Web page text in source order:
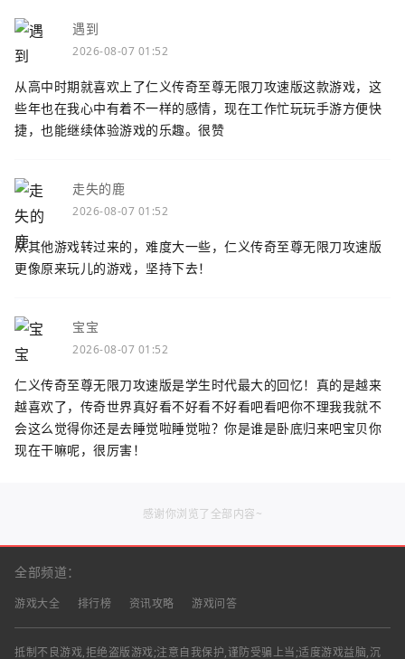
遇到
2026-08-07 01:52
从高中时期就喜欢上了仁义传奇至尊无限刀攻速版这款游戏，这
些年也在我心中有着不一样的感情，现在工作忙玩玩手游方便快
捷，也能继续体验游戏的乐趣。很赞
走失的鹿
2026-08-07 01:52
从其他游戏转过来的，难度大一些，仁义传奇至尊无限刀攻速版
更像原来玩儿的游戏，坚持下去！
宝宝
2026-08-07 01:52
仁义传奇至尊无限刀攻速版是学生时代最大的回忆！真的是越来
越喜欢了，传奇世界真好看不好看不好看吧看吧你不理我我就不
会这么觉得你还是去睡觉啦睡觉啦？你是谁是卧底归来吧宝贝你
现在干嘛呢，很厉害！
感谢你浏览了全部内容~
全部频道：
游戏大全 排行榜 资讯攻略 游戏问答
抵制不良游戏,拒绝盗版游戏;注意自我保护,谨防受骗上当;适度游戏益脑,沉